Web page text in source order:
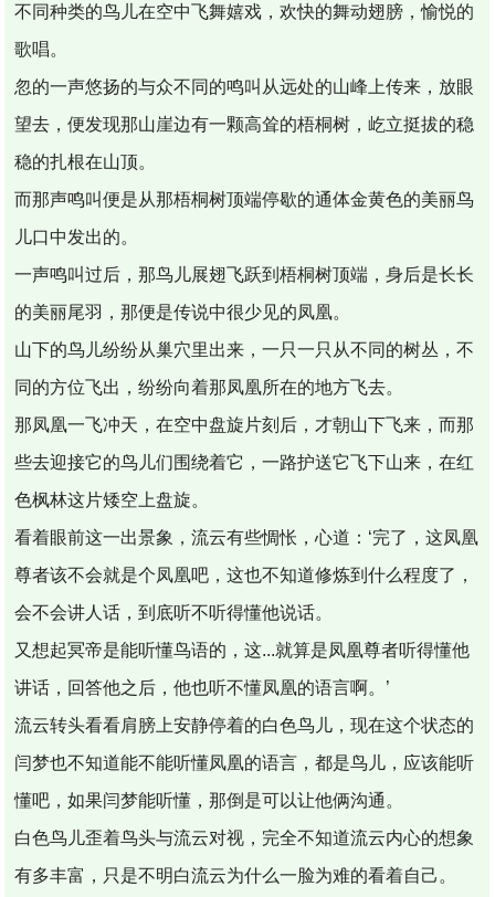
不同种类的鸟儿在空中飞舞嬉戏，欢快的舞动翅膀，愉悦的
歌唱。
忽的一声悠扬的与众不同的鸣叫从远处的山峰上传来，放眼
望去，便发现那山崖边有一颗高耸的梧桐树，屹立挺拔的稳
稳的扎根在山顶。
而那声鸣叫便是从那梧桐树顶端停歇的通体金黄色的美丽鸟
儿口中发出的。
一声鸣叫过后，那鸟儿展翅飞跃到梧桐树顶端，身后是长长
的美丽尾羽，那便是传说中很少见的凤凰。
山下的鸟儿纷纷从巢穴里出来，一只一只从不同的树丛，不
同的方位飞出，纷纷向着那凤凰所在的地方飞去。
那凤凰一飞冲天，在空中盘旋片刻后，才朝山下飞来，而那
些去迎接它的鸟儿们围绕着它，一路护送它飞下山来，在红
色枫林这片矮空上盘旋。
看着眼前这一出景象，流云有些惆怅，心道：‘完了，这凤凰
尊者该不会就是个凤凰吧，这也不知道修炼到什么程度了，
会不会讲人话，到底听不听得懂他说话。
又想起冥帝是能听懂鸟语的，这...就算是凤凰尊者听得懂他
讲话，回答他之后，他也听不懂凤凰的语言啊。’
流云转头看看肩膀上安静停着的白色鸟儿，现在这个状态的
闫梦也不知道能不能听懂凤凰的语言，都是鸟儿，应该能听
懂吧，如果闫梦能听懂，那倒是可以让他俩沟通。
白色鸟儿歪着鸟头与流云对视，完全不知道流云内心的想象
有多丰富，只是不明白流云为什么一脸为难的看着自己。